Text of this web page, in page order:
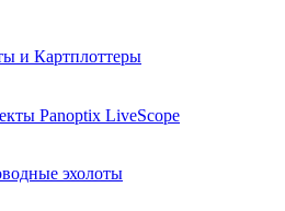
и Картплоттеры
Panoptix LiveScope
эхолоты